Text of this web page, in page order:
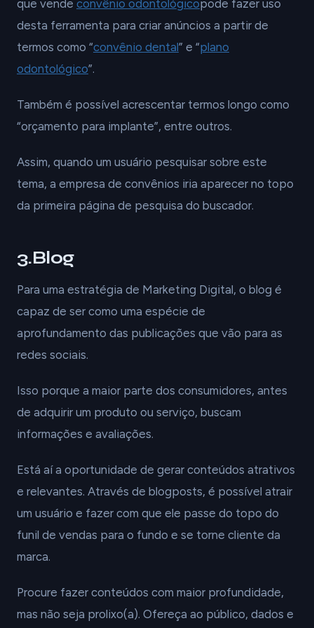
que vende convênio odontológicopode fazer uso
desta ferramenta para criar anúncios a partir de
termos como “convênio dental” e “plano
odontológico”.
Também é possível acrescentar termos longo como
“orçamento para implante”, entre outros.
Assim, quando um usuário pesquisar sobre este
tema, a empresa de convênios iria aparecer no topo
da primeira página de pesquisa do buscador.
3.Blog
Para uma estratégia de Marketing Digital, o blog é
capaz de ser como uma espécie de
aprofundamento das publicações que vão para as
redes sociais.
Isso porque a maior parte dos consumidores, antes
de adquirir um produto ou serviço, buscam
informações e avaliações.
Está aí a oportunidade de gerar conteúdos atrativos
e relevantes. Através de blogposts, é possível atrair
um usuário e fazer com que ele passe do topo do
funil de vendas para o fundo e se torne cliente da
marca.
Procure fazer conteúdos com maior profundidade,
mas não seja prolixo(a). Ofereça ao público, dados e